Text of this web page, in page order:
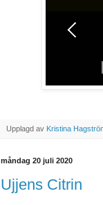
Upplagd av Kristina
måndag 20 juli 2020
Ujjens Citrin